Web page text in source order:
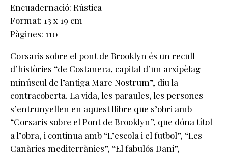
Encuadernació: Rústica
Format: 13 x 19 cm
Pàgines: 110
Corsaris sobre el pont de Brooklyn és un recull
d’històries “de Costanera, capital d’un arxipèlag
minúscul de l’antiga Mare Nostrum”, diu la
contracoberta. La vida, les paraules, les persones
s’entrunyellen en aquest llibre que s’obri amb
“Corsaris sobre el Pont de Brooklyn”, que dóna títol
a l’obra, i continua amb “L’escola i el futbol”, “Les
Canàries mediterrànies”, “El fabulós Dani”,